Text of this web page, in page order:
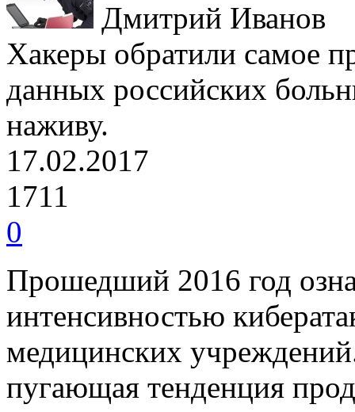
Дмитрий Иванов
Хакеры обратили самое
данных российских
наживу.
17.02.2017
1711
0
Прошедший 2016 год
интенсивностью
медицинских
пугающая тенденция